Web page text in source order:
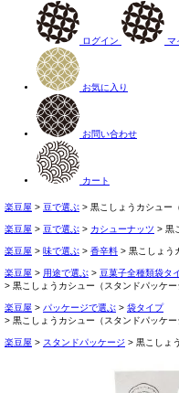
ログイン マ
お気に入り
お問い合わせ
カート
楽豆屋 豆で選ぶ 黒こしょうカシュー
楽豆屋 豆で選ぶ カシューナッツ 黒
楽豆屋 味で選ぶ 香辛料 黒こしょう
楽豆屋 用途で選ぶ
豆菓子全種類袋タ
黒こしょうカシュー（スタンドパッケー
楽豆屋 パッケージで選ぶ
袋タイプ
黒こしょうカシュー（スタンドパッケー
楽豆屋 スタンドパッケージ 黒こしょ